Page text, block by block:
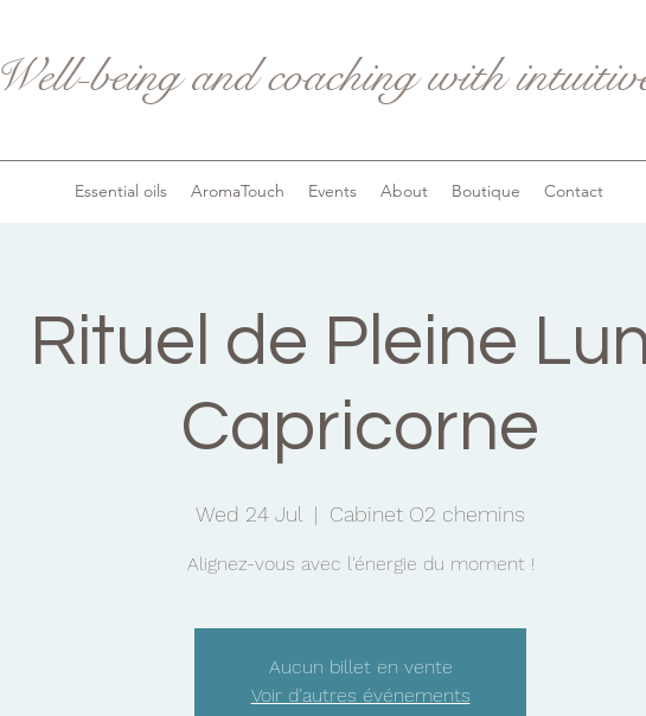
Well-being and coaching with
Essential oils AromaTouch Events About Boutique Contact
Rituel de Pleine
Capricorne
Wed 24 Jul
  |
Cabinet O2 chemins
Alignez-vous avec l'énergie du moment !
Aucun billet en vente
Voir d'autres événements